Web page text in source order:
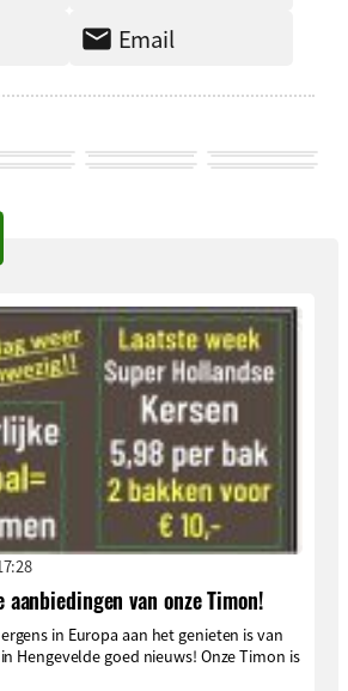
Email
van onze Timon!
in Europa aan het genieten is van
Hengevelde goed nieuws! Onze Timon is